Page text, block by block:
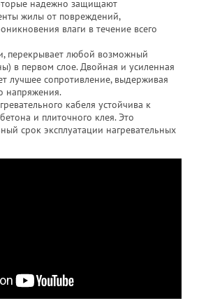
надежно защищают
жилы от повреждений,
влаги в течение всего
перекрывает любой возможный
в первом слое. Двойная и усиленная
лучшее сопротивление, выдерживая
напряжения.
кабеля устойчива к
и плиточного клея. Это
срок эксплуатации нагревательных